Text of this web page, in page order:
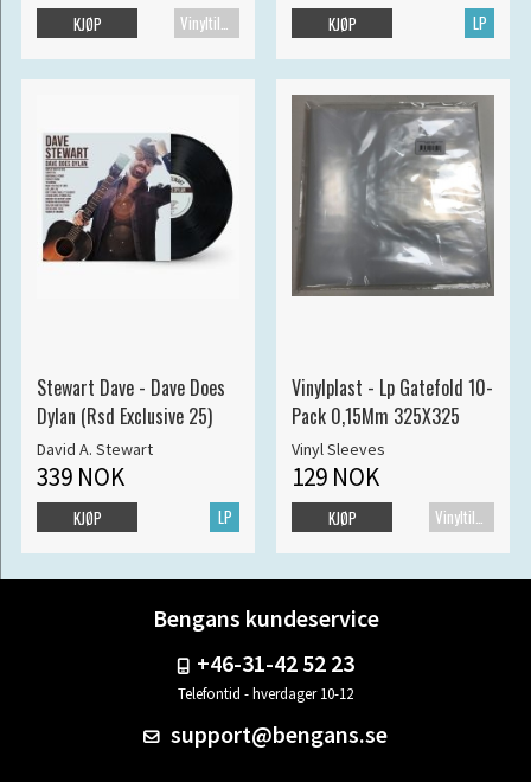
KJØP LP
KJØP
Stewart Dave - Dave Does
Dylan (Rsd Exclusive 25)
David A. Stewart
339 NOK
LP
KJØP
Vinylplast - Lp Gatefold 10-
Pack 0,15Mm 325X325
Vinyl Sleeves
129 NOK
Vinyltilbehør
KJØP
Bengans kundeservice
+46-31-42 52 23
Telefontid - hverdager 10-12
support@bengans.se